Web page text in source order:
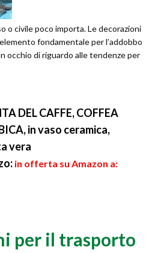
o civile poco importa. Le decorazioni
fondamentale per l’addobbo
occhio di riguardo alle tendenze per
DEL CAFFE, COFFEA
in vaso ceramica,
vera
in offerta su Amazon a:
per il trasporto